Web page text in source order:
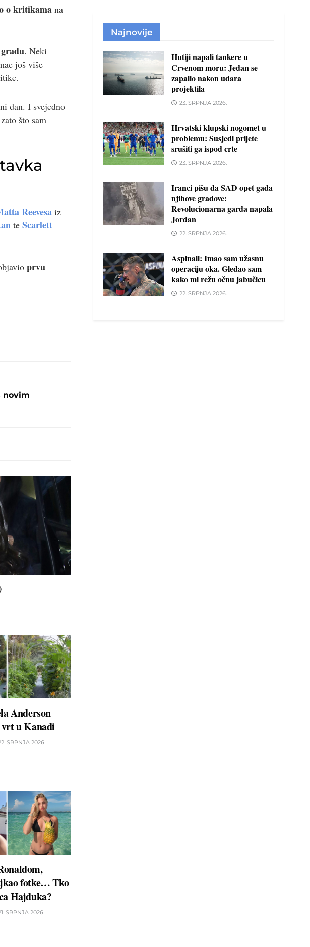
o kritikama na
. Neki
još više
dan. I svejedno
što sam
Reevesa iz
te Scarlett
prvu
novim
Anderson
u Kanadi
SRPNJA 2026.
fotke… Tko
Hajduka?
SRPNJA 2026.
Najnovije
Hutiji napali tankere u
Crvenom moru: Jedan se
zapalio nakon udara
projektila
23. SRPNJA 2026.
Hrvatski klupski nogomet u
problemu: Susjedi prijete
srušiti ga ispod crte
23. SRPNJA 2026.
Iranci pišu da SAD opet gađa
njihove gradove:
Revolucionarna garda napala
Jordan
22. SRPNJA 2026.
Aspinall: Imao sam užasnu
operaciju oka. Gledao sam
kako mi režu očnu jabučicu
22. SRPNJA 2026.